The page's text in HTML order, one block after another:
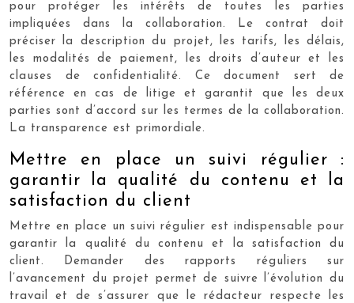
pour protéger les intérêts de toutes les parties
impliquées dans la collaboration. Le contrat doit
préciser la description du projet, les tarifs, les délais,
les modalités de paiement, les droits d’auteur et les
clauses de confidentialité. Ce document sert de
référence en cas de litige et garantit que les deux
parties sont d’accord sur les termes de la collaboration.
La transparence est primordiale.
Mettre en place un suivi régulier :
garantir la qualité du contenu et la
satisfaction du client
Mettre en place un suivi régulier est indispensable pour
garantir la qualité du contenu et la satisfaction du
client. Demander des rapports réguliers sur
l’avancement du projet permet de suivre l’évolution du
travail et de s’assurer que le rédacteur respecte les